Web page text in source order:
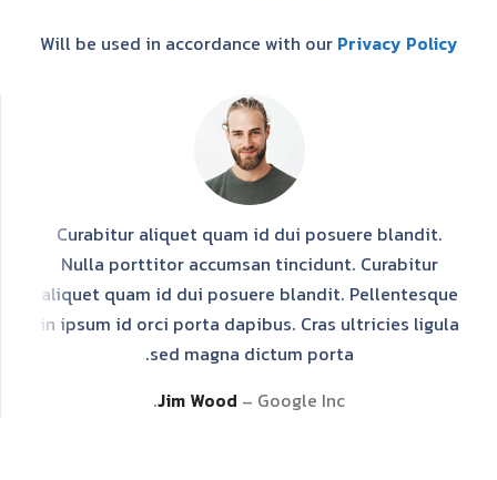
Will be used in accordance with ourPrivacy Policy
Curabitur aliquet quam id dui posuere blandit.
Nulla porttitor accumsan tincidunt. Curabitur
aliquet quam id dui posuere blandit. Pellentesque
in ipsum id orci porta dapibus. Cras ultricies ligula
sed magna dictum porta.
Jim Wood
Google Inc.